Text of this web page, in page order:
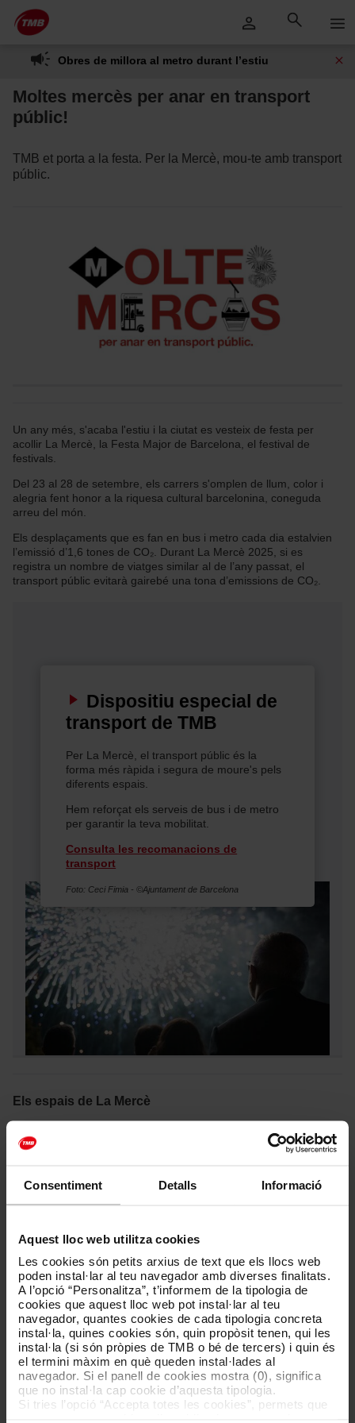
Consentiment Detalls Informació
Aquest lloc web utilitza cookies
Les cookies són petits arxius de text que els llocs web
poden instal·lar al teu navegador amb diverses finalitats.
A l’opció “Personalitza”, t’informem de la tipologia de
cookies que aquest lloc web pot instal·lar al teu
navegador, quantes cookies de cada tipologia concreta
instal·la, quines cookies són, quin propòsit tenen, qui les
instal·la (si són pròpies de TMB o bé de tercers) i quin és
el termini màxim en què queden instal·lades al
navegador. Si el panell de cookies mostra (0), significa
que no instal·la cap cookie d’aquesta tipologia.
Si tries l’opció “Accepta totes les cookies”, permets que
Salta al contingut principal
Saltar
al
contingut
Obres de millora al metro durant l’estiu
Moltes mercès per anar en transport
públic!
TMB et porta a la festa. Per la Mercè, mou-te amb transport
públic.
Un any més, s'acaba l'estiu i la ciutat es vesteix de festa per
acollir La Mercè, la Festa Major de Barcelona, el festival de
festivals.
Del 23 al 28 de setembre, els carrers s'omplen de llum, color i
alegria fent honor a la riquesa cultural barcelonina, coneguda
arreu del món.
Els desplaçaments que es fan en bus i metro cada dia estalvien
l’emissió d’1,6 tones de CO₂. Durant La Mercè 2025, si es
registra un nombre de viatges similar al de l’any passat, el
transport públic evitarà gairebé una tona d’emissions de CO₂.
Dispositiu especial de
transport de TMB
Per La Mercè, el transport públic és la
forma més ràpida i segura de moure's pels
diferents espais.
Hem reforçat els serveis de bus i de metro
per garantir la teva mobilitat.
Consulta les recomanacions de
transport
Foto: Ceci Fimia - ©Ajuntament de Barcelona
Els espais de La Mercè
respiren festa: des del centre neuràlgic de la Plaça de Sant
Jaume i els carrers del Gòtic, als principals parcs; de les
Barceloneta i el front marítim, que poden acollir més públic, fins
Consulta les millors alternatives de transport
Una festa de tothom i per a tothom
L'Ajuntament de Barcelona ha programat nombroses activitats i
accions de diferent caràcter i per a tots els públics. De les
tradicions més ancestrals fins a les tendències més innovadores,